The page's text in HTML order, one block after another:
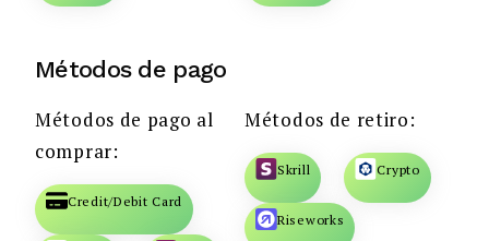
Métodos de pago
Métodos de pago al
comprar:
Credit/Debit Card
Métodos de retiro:
Skrill Crypto
Riseworks